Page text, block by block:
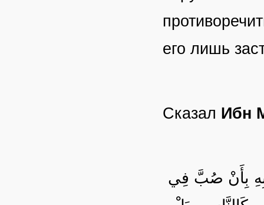
его лишь
Сказал Ибн
بِهِ بِأَنْ صُبَّ فِي